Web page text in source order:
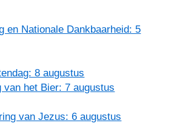
en Nationale Dankbaarheid: 5
8 augustus
van het Bier: 7 augustus
van Jezus: 6 augustus